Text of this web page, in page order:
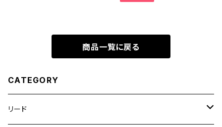
商品一覧に戻る
CATEGORY
リード